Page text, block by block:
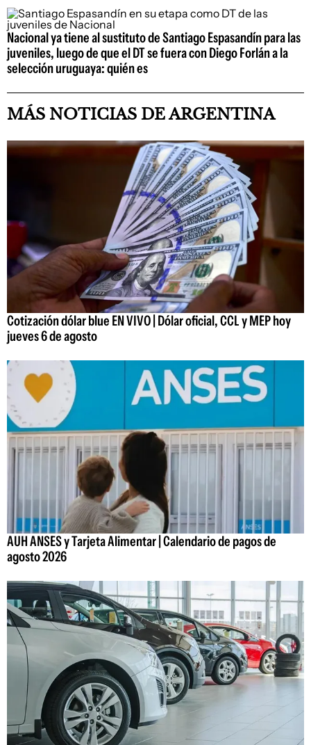
Nacional ya tiene al sustituto de Santiago Espasandín para las
juveniles, luego de que el DT se fuera con Diego Forlán a la
selección uruguaya: quién es
MÁS NOTICIAS DE ARGENTINA
Cotización dólar blue EN VIVO | Dólar oficial, CCL y MEP hoy
jueves 6 de agosto
AUH ANSES y Tarjeta Alimentar | Calendario de pagos de
agosto 2026